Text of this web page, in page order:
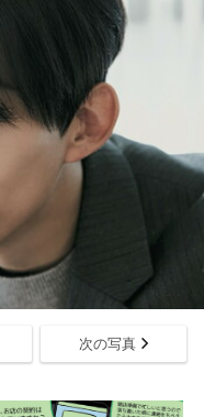
次の写真